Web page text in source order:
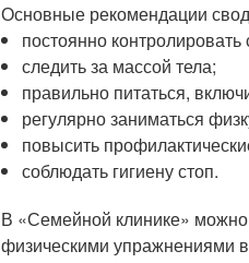
Основные рекомендации
постоянно
следить за массой тела;
правильно питаться,
регулярно заниматься
повысить
соблюдать гигиену стоп.
В «Семейной клинике» можно
физическими упражнениями